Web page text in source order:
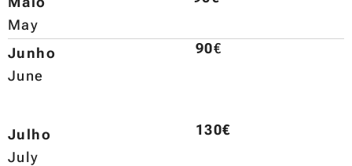
May
Junho
June
90€
Julho
July
130€